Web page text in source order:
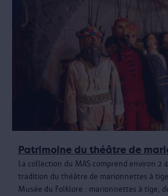
Patrimoine du théâtre de
La collection du MAS comprend environ 2
tradition du théâtre de marionnettes à
Musée du Folklore : marionnettes à tige,